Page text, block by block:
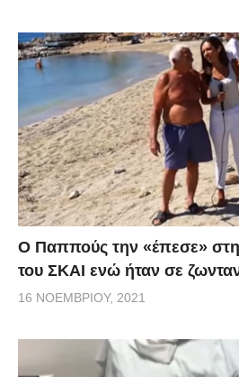
Ο Παππούς την «έπεσε»
του ΣΚΑΙ ενώ ήταν σε
16 ΝΟΕΜΒΡΊΟΥ, 2021